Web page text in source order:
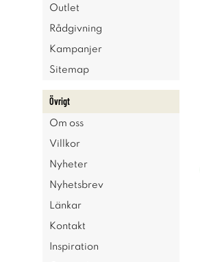
Outlet
Rådgivning
Kampanjer
Sitemap
Övrigt
Om oss
Villkor
Nyheter
Nyhetsbrev
Länkar
Kontakt
Inspiration